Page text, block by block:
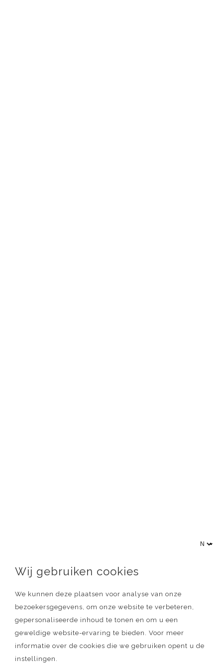
Wij gebruiken cookies
We kunnen deze plaatsen voor analyse van onze
bezoekersgegevens, om onze website te verbeteren,
gepersonaliseerde inhoud te tonen en om u een
geweldige website-ervaring te bieden. Voor meer
informatie over de cookies die we gebruiken opent u de
instellingen.